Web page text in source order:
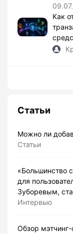
Как
Статьи
Можно ли
Статьи
«Большинство
для
Зуборевым,
Интервью
Обзор мэтчинг-